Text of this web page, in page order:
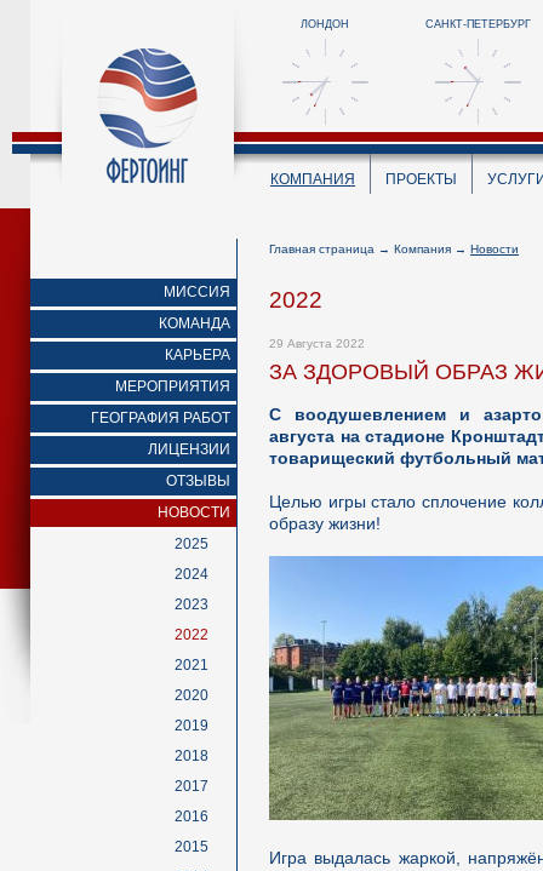
ЛОНДОН САНКТ-ПЕТЕРБУРГ
КОМПАНИЯ ПРОЕКТЫ
МИССИЯ
КОМАНДА
КАРЬЕРА
МЕРОПРИЯТИЯ
ГЕОГРАФИЯ РАБОТ
ЛИЦЕНЗИИ
ОТЗЫВЫ
НОВОСТИ
2025
2024
2023
2022
2021
2020
2019
2018
2017
2016
2015
Главная страница → Компания → Новости
2022
29 Августа 2022
ЗА ЗДОРОВЫЙ ОБРАЗ
С воодушевлением и
августа на стадионе
товарищеский футбольный
Целью игры стало сплочение
образу жизни!
Игра выдалась жаркой,